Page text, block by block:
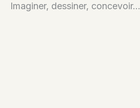
Imaginer, dessiner, concevoir…